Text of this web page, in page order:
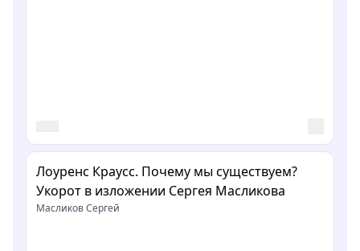
Лоуренс Краусс. Почему мы существуем?
Укорот в изложении Сергея Масликова
Масликов Сергей